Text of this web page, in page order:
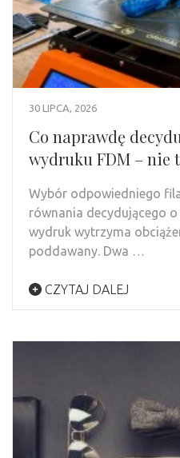
30 LIPCA, 2026
Co naprawdę
wydruku FDM – nie
Wybór odpowiedniego
równania decydującego
wydruk wytrzyma
poddawany. Dwa …
CZYTAJ DALEJ